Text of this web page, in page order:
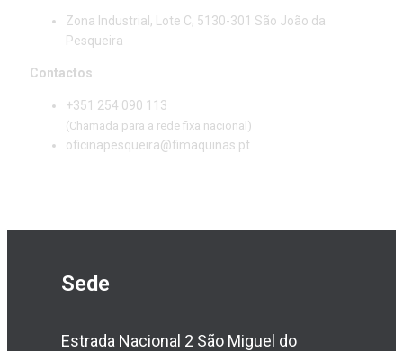
Zona Industrial, Lote C, 5130-301 São João da
Pesqueira
Contactos
+351 254 090 113
(Chamada para a rede fixa nacional)
oficinapesqueira@fimaquinas.pt
Sede
Estrada Nacional 2 São Miguel do